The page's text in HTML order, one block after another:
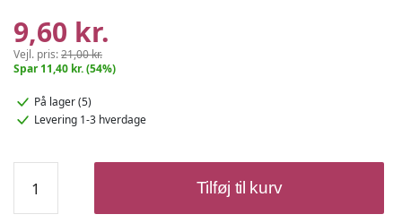
9,60 kr.
Vejl. pris:21,00 kr.
Spar 11,40 kr. (54%)
På lager (5)
Levering 1-3 hverdage
Mini
Perler
Tilføj til kurv